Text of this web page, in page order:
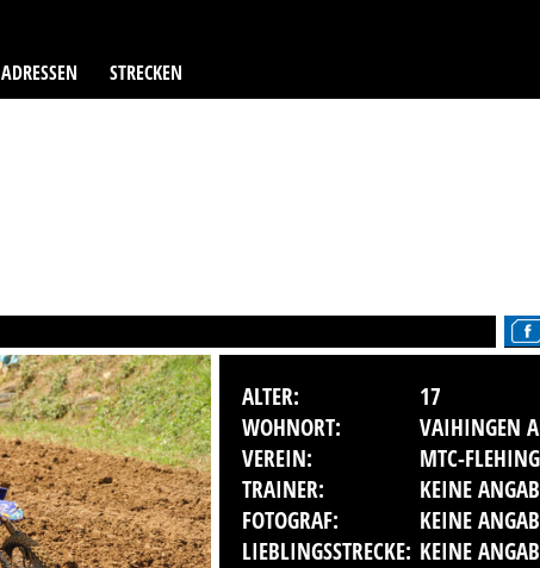
ADRESSEN STRECKEN
ALTER:
17
WOHNORT:
VAIHINGEN
VEREIN:
MTC-
TRAINER:
KEINE
FOTOGRAF:
KEINE
LIEBLINGSSTRECKE: KEINE